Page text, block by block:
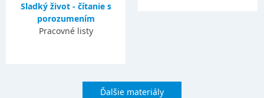
Sladký život - čítanie s
porozumením
Pracovné listy
Ďalšie materiály